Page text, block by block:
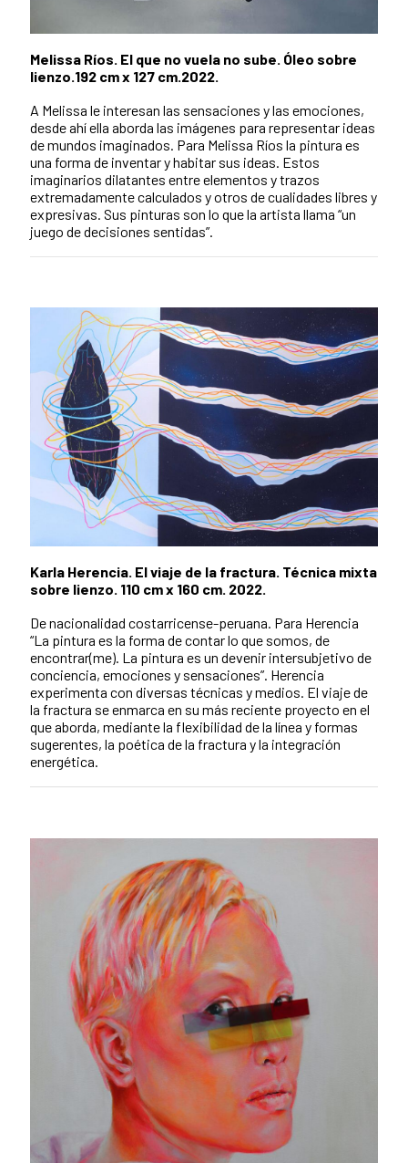
Melissa Ríos. El que no vuela no sube. Óleo sobre
lienzo.192 cm x 127 cm.2022.
A Melissa le interesan las sensaciones y las emociones,
desde ahí ella aborda las imágenes para representar ideas
de mundos imaginados. Para Melissa Ríos la pintura es
una forma de inventar y habitar sus ideas. Estos
imaginarios dilatantes entre elementos y trazos
extremadamente calculados y otros de cualidades libres y
expresivas. Sus pinturas son lo que la artista llama “un
juego de decisiones sentidas”.
Karla Herencia. El viaje de la fractura. Técnica mixta
sobre lienzo. 110 cm x 160 cm. 2022.
De nacionalidad costarricense-peruana. Para Herencia
“La pintura es la forma de contar lo que somos, de
encontrar(me). La pintura es un devenir intersubjetivo de
conciencia, emociones y sensaciones”. Herencia
experimenta con diversas técnicas y medios. El viaje de
la fractura se enmarca en su más reciente proyecto en el
que aborda, mediante la flexibilidad de la línea y formas
sugerentes, la poética de la fractura y la integración
energética.